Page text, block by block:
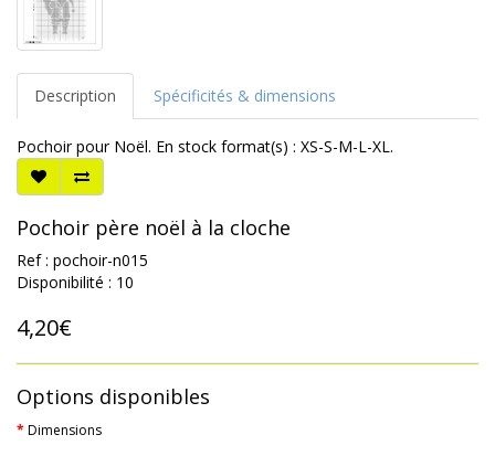
Description Spécificités & dimensions
Pochoir pour Noël. En stock format(s) : XS-S-M-L-XL.
Pochoir père noël à la cloche
Ref : pochoir-n015
Disponibilité : 10
4,20€
Options disponibles
Dimensions